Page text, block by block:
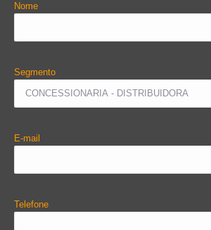
Nome
Segmento
E-mail
Telefone